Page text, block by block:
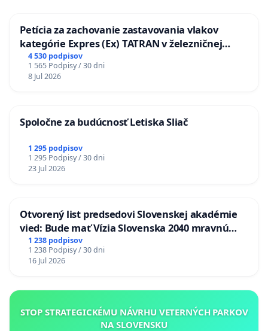
Petícia za zachovanie zastavovania vlakov
kategórie Expres (Ex) TATRAN v železničnej
stanici Púchov
4 530 podpisov
1 565 Podpisy / 30 dni
8 Jul 2026
Spoločne za budúcnosť Letiska Sliač
1 295 podpisov
1 295 Podpisy / 30 dni
23 Jul 2026
Otvorený list predsedovi Slovenskej akadémie
vied: Bude mať Vízia Slovenska 2040 mravnú
chrbticu?
1 238 podpisov
1 238 Podpisy / 30 dni
16 Jul 2026
STOP STRATEGICKÉMU NÁVRHU VETERNÝCH PARKOV
NA SLOVENSKU